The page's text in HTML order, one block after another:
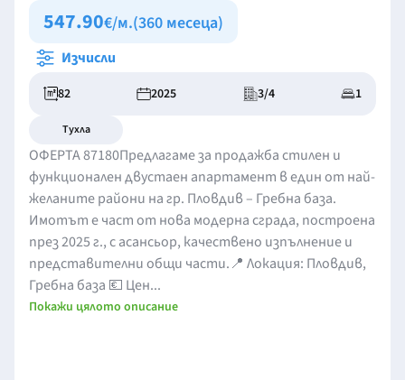
547.90€/м.(360 месеца)
Изчисли
82 2025 3/4 1
Тухла
ОФЕРТА 87180Предлагаме за продажба стилен и
функционален двустаен апартамент в един от най-
желаните райони на гр. Пловдив – Гребна база.
Имотът е част от нова модерна сграда, построена
през 2025 г., с асансьор, качествено изпълнение и
представителни общи части.📍 Локация: Пловдив,
Гребна база 💶 Цен...
Покажи цялото описание